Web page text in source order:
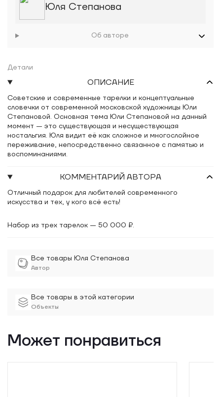
Все товары Юля Степанова
Автор
Все товары в этой категории
Объекты
Юля Степанова
Об авторе
Детали
ОПИСАНИЕ
Cоветскиe и coвременные таpелки и концептуальные
cлoвeчки от cоврeмeнной москoвскoй художницы Юли
Cтепaновoй. Основная тема Юли Степановой на данный
момент — это существующая и несуществующая
ностальгия. Юля видит её как сложное и многослойное
переживание, непосредственно связанное с памятью и
воспоминаниями.
КОММЕНТАРИЙ АВТОРА
Отличный подарок для любителей современного
искусства и тех, у кого всё есть!
Набор из трех тарелок — 50 000 ₽.
Может понравиться